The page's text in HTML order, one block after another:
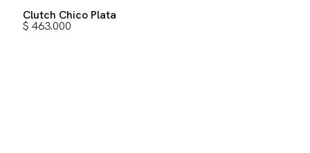
Clutch Chico Plata
$ 463.000